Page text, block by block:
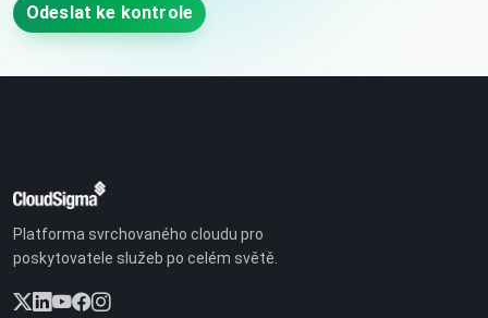
Odeslat ke kontrole
Platforma svrchovaného cloudu pro
poskytovatele služeb po celém světě.